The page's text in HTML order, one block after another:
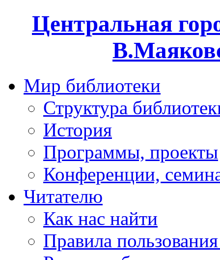
Центральная
Мир библиотеки
Структура
История
Программы, проекты
Конференции,
Читателю
Как нас найти
Правила